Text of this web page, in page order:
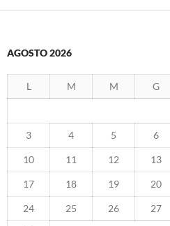
AGOSTO 2026
L M M G
3 4 5 6
10 11 12 13
17 18 19 20
24 25 26 27